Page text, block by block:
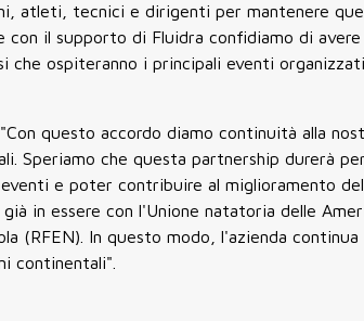
atleti, tecnici e dirigenti per mantenere
il supporto di Fluidra confidiamo di avere
ospiteranno i principali eventi organizzati
questo accordo diamo continuità alla
Speriamo che questa partnership durerà
e poter contribuire al miglioramento
in essere con l'Unione natatoria delle
(RFEN). In questo modo, l'azienda
continentali".